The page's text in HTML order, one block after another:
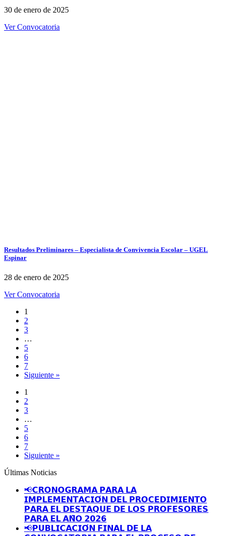
30 de enero de 2025
Ver Convocatoria
Resultados Preliminares – Especialista de Convivencia Escolar – UGEL
Espinar
28 de enero de 2025
Ver Convocatoria
1
2
3
…
5
6
7
Siguiente »
1
2
3
…
5
6
7
Siguiente »
Últimas Noticias
📢𝗖𝗥𝗢𝗡𝗢𝗚𝗥𝗔𝗠𝗔 𝗣𝗔𝗥𝗔 𝗟𝗔
𝗜𝗠𝗣𝗟𝗘𝗠𝗘𝗡𝗧𝗔𝗖𝗜𝗢́𝗡 𝗗𝗘𝗟 𝗣𝗥𝗢𝗖𝗘𝗗𝗜𝗠𝗜𝗘𝗡𝗧𝗢
𝗣𝗔𝗥𝗔 𝗘𝗟 𝗗𝗘𝗦𝗧𝗔𝗤𝗨𝗘 𝗗𝗘 𝗟𝗢𝗦 𝗣𝗥𝗢𝗙𝗘𝗦𝗢𝗥𝗘𝗦
𝗣𝗔𝗥𝗔 𝗘𝗟 𝗔𝗡̃𝗢 𝟮𝟬𝟮𝟲
📢𝗣𝗨𝗕𝗟𝗜𝗖𝗔𝗖𝗜𝗢́𝗡 𝗙𝗜𝗡𝗔𝗟 𝗗𝗘 𝗟𝗔